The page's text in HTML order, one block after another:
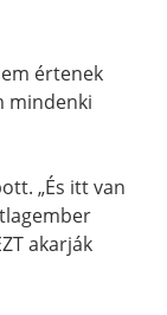
értenek
mindenki
„És itt van
akarják